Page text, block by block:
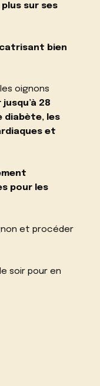
plus sur ses
bien
oignons
28
diabète, les
et
pour les
et procéder
soir pour en